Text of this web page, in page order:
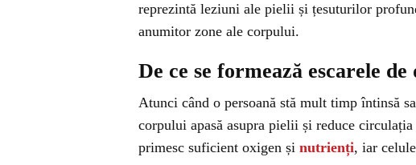
reprezintă leziuni ale pielii și țesuturilor
anumitor zone ale corpului.
De ce se formează escarele de
Atunci când o persoană stă mult timp întinsă
corpului apasă asupra pielii și reduce
primesc suficient oxigen și nutrienți, iar